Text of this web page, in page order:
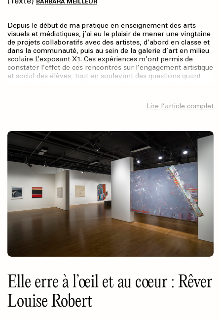
Depuis le début de ma pratique en enseignement des arts
visuels et médiatiques, j’ai eu le plaisir de mener une vingtaine
de projets collaboratifs avec des artistes, d’abord en classe et
dans la communauté, puis au sein de la galerie d’art en milieu
scolaire L’exposant X1. Ces expériences m’ont permis de
constater l’effet de ces rencontres sur l’engagement artistique
et social des élèves, tout en soulevant des questions quant
Lire l’article complet
Elle erre à l’œil et au cœur : Rêver
Louise Robert